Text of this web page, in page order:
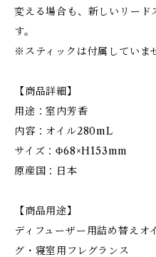
変える場合も、新しいリード
す。
※スティックは付属していま
【商品詳細】
用途：室内芳香
内容：オイル280mL
サイズ：Φ68×H153mm
原産国：日本
【商品用途】
ディフューザー用詰め替えオ
グ・寝室用フレグランス